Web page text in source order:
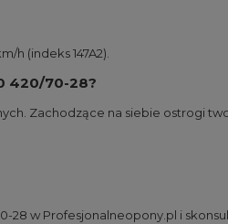
h (indeks 147A2).
420/70-28?
Zachodzące na siebie ostrogi
w Profesjonalneopony.pl i